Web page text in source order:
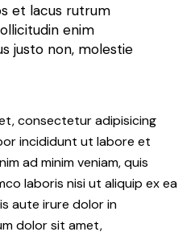
et lacus rutrum
enim
justo non, molestie
consectetur adipisicing
incididunt ut labore et
ad minim veniam, quis
laboris nisi ut aliquip ex ea
aute irure dolor in
dolor sit amet,